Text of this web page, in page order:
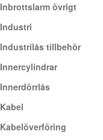
Inbrottslarm övrigt
Industri
Industrilås tillbehör
Innercylindrar
Innerdörrlås
Kabel
Kabelöverföring